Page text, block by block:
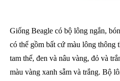
Giống Beagle có bộ lông ngắn,
có thể gồm bất cứ màu lông thông
tam thể, đen và nâu vàng, đỏ và
màu vàng xanh sẫm và trắng. Bộ